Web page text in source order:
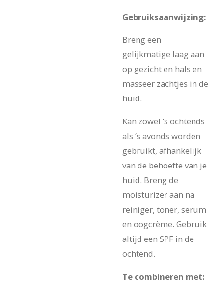
Gebruiksaanwijzing:
Breng een
gelijkmatige laag aan
op gezicht en hals en
masseer zachtjes in de
huid.
Kan zowel ’s ochtends
als ’s avonds worden
gebruikt, afhankelijk
van de behoefte van je
huid. Breng de
moisturizer aan na
reiniger, toner, serum
en oogcrème. Gebruik
altijd een SPF in de
ochtend.
Te combineren met: